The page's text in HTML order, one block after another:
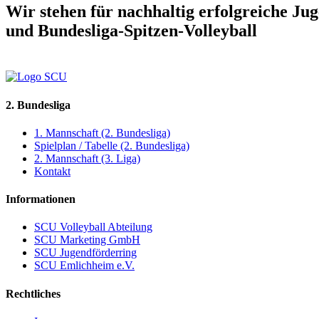
Wir stehen für nachhaltig erfolgreiche
und Bundesliga-Spitzen-Volleyball
2. Bundesliga
1. Mannschaft (2. Bundesliga)
Spielplan / Tabelle (2. Bundesliga)
2. Mannschaft (3. Liga)
Kontakt
Informationen
SCU Volleyball Abteilung
SCU Marketing GmbH
SCU Jugendförderring
SCU Emlichheim e.V.
Rechtliches